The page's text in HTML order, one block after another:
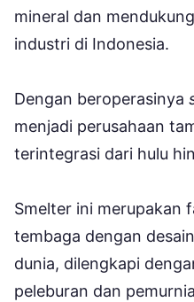
mineral dan
industri di Indonesia.
Dengan beroperasinya
menjadi perusahaan
terintegrasi dari hulu
Smelter ini merupakan
tembaga dengan
dunia, dilengkapi
peleburan dan